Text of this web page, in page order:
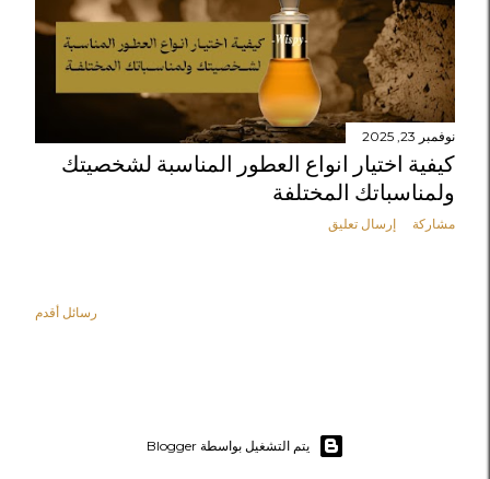
نوفمبر 23, 2025
كيفية اختيار انواع العطور المناسبة لشخصيتك
ولمناسباتك المختلفة
مشاركة إرسال تعليق
رسائل أقدم
‏يتم التشغيل بواسطة Blogger